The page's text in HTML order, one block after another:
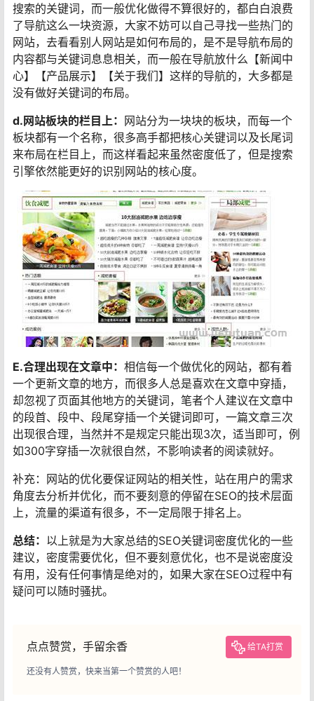
搜索的关键词，而一般优化做得不算很好的，都白白浪费
了导航这么一块资源，大家不妨可以自己寻找一些热门的
网站，去看看别人网站是如何布局的，是不是导航布局的
内容都与关键词息息相关，而一般在导航放什么【新闻中
心】【产品展示】【关于我们】这样的导航的，大多都是
没有做好关键词的布局。
d.网站板块的栏目上： 网站分为一块块的板块，而每一个
板块都有一个名称，很多高手都把核心关键词以及长尾词
来布局在栏目上，而这样看起来虽然密度低了，但是搜索
引擎依然能更好的识别网站的核心度。
E.合理出现在文章中： 相信每一个做优化的网站，都有着
一个更新文章的地方，而很多人总是喜欢在文章中穿插，
却忽视了页面其他地方的关键词，笔者个人建议在文章中
的段首、段中、段尾穿插一个关键词即可，一篇文章三次
出现很合理，当然并不是规定只能出现3次，适当即可，例
如300字穿插一次就很自然，不影响读者的阅读就好。
补充：网站的优化要保证网站的相关性，站在用户的需求
角度去分析并优化，而不要刻意的停留在SEO的技术层面
上，流量的渠道有很多，不一定局限于排名上。
总结： 以上就是为大家总结的SEO关键词密度优化的一些
建议，密度需要优化，但不要刻意优化，也不是说密度没
有用，没有任何事情是绝对的，如果大家在SEO过程中有
疑问可以随时骚扰。
点点赞赏，手留余香 给TA打赏
还没有人赞赏，快来当第一个赞赏的人吧！